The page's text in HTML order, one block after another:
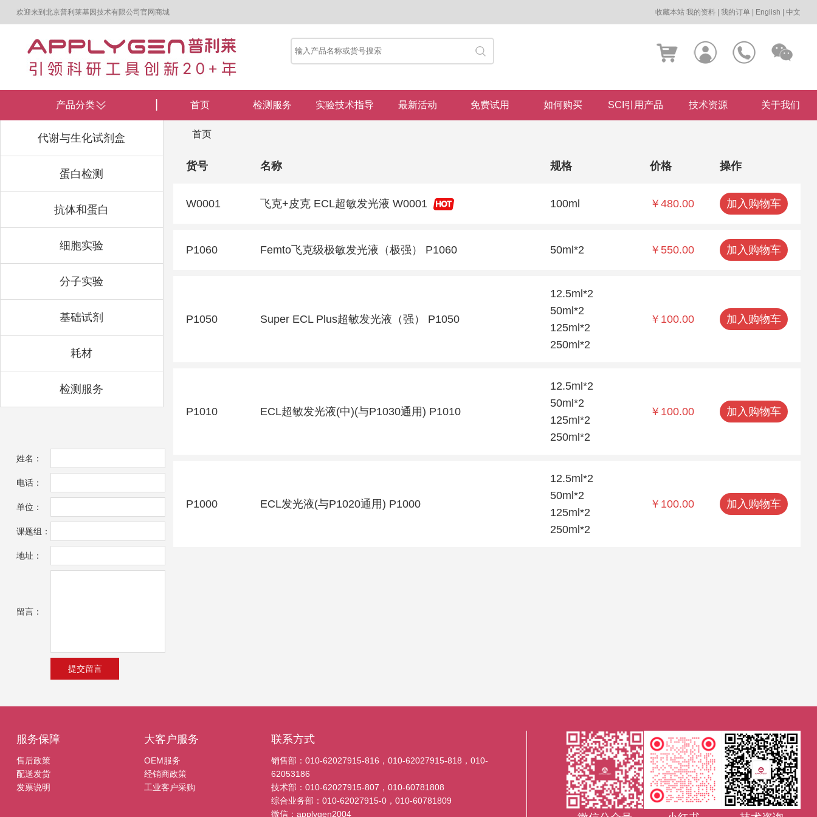
欢迎来到北京普利莱基因技术有限公司官网商城 收藏本站 我的资料 |我的订单 English |中文
产品分类
代谢与生化试剂盒
蛋白检测
抗体和蛋白
细胞实验
分子实验
基础试剂
耗材
检测服务
首页 检测服务 实验技术指导 最新活动 免费试用 如何购买 SCI引用产品 技术资源 关于我们
首页
货号 名称 规格 价格 操作
W0001 飞克+皮克 ECL超敏发光液 W0001 100ml ￥480.00 加入购物车
P1060 Femto飞克级极敏发光液（极强） P1060 50ml*2 ￥550.00 加入购物车
P1050 Super ECL Plus超敏发光液（强） P1050
12.5ml*2
50ml*2
125ml*2
250ml*2
￥100.00 加入购物车
P1010 ECL超敏发光液(中)(与P1030通用) P1010
12.5ml*2
50ml*2
125ml*2
250ml*2
￥100.00 加入购物车
P1000 ECL发光液(与P1020通用) P1000
12.5ml*2
50ml*2
125ml*2
250ml*2
￥100.00 加入购物车
姓名：
电话：
单位：
课题组：
地址：
留言：
服务保障
售后政策
配送发货
发票说明
大客户服务
OEM服务
经销商政策
工业客户采购
联系方式
销售部：010-62027915-816，010-62027915-818，010-
62053186
技术部：010-62027915-807，010-60781808
综合业务部：010-62027915-0，010-60781809
微信：applygen2004